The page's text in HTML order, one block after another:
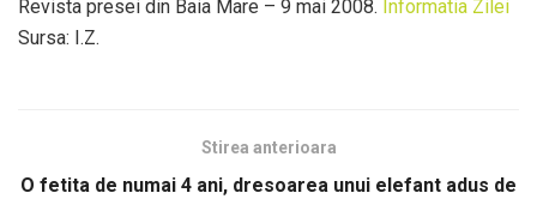
Revista presei din Baia Mare – 9 mai 2008. Informatia Zilei
Sursa: I.Z.
Stirea anterioara
O fetita de numai 4 ani, dresoarea unui elefant adus de